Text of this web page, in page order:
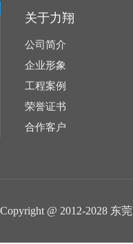
关于力翔
公司简介
企业形象
工程案例
荣誉证书
合作客户
Copyright @ 2012-2028